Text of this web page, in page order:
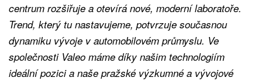
centrum rozšiřuje a otevírá nové, moderní laboratoře.
Trend, který tu nastavujeme, potvrzuje současnou
dynamiku vývoje v automobilovém průmyslu. Ve
společnosti Valeo máme díky našim technologiím
ideální pozici a naše pražské výzkumné a vývojové